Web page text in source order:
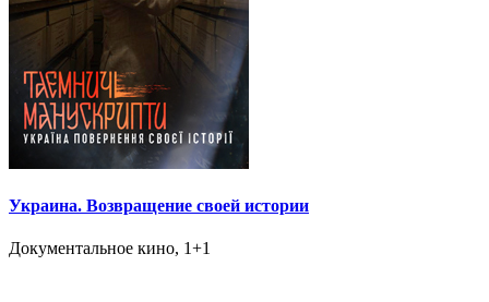
Украина. Возвращение своей истории
Документальное кино, 1+1